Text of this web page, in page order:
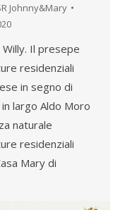
Johnny&Mary
Willy. Il presepe
residenziali
in segno di
largo Aldo Moro
naturale
residenziali
Mary di